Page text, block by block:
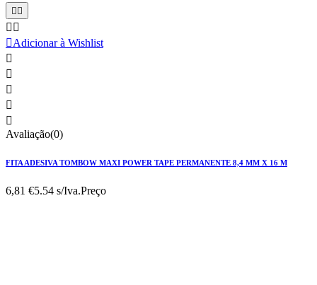
 
 
Adicionar à Wishlist





Avaliação(0)
FITA ADESIVA TOMBOW MAXI POWER TAPE PERMANENTE 8,4 MM X 16 M
6,81 €5.54 s/Iva.Preço